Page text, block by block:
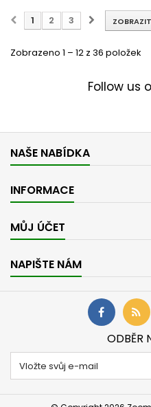
1 2 3
Zobrazeno 1 – 12 z 36 položek
Follow us
NAŠE NABÍDKA
INFORMACE
MŮJ ÚČET
NAPIŠTE NÁM
ODBĚR